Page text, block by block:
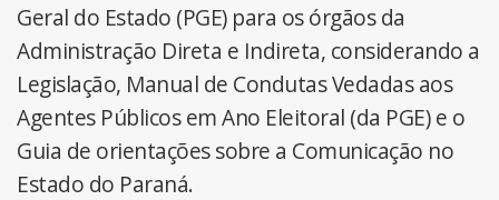
Geral do Estado (PGE) para os órgãos da
Administração Direta e Indireta, considerando a
Legislação, Manual de Condutas Vedadas aos
Agentes Públicos em Ano Eleitoral (da PGE) e o
Guia de orientações sobre a Comunicação no
Estado do Paraná.